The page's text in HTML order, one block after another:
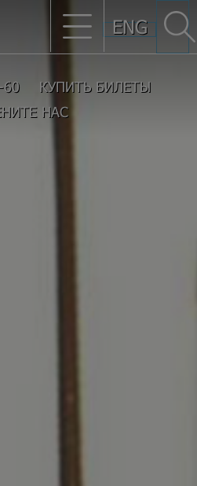
ENG
60
КУПИТЬ БИЛЕТЫ
НАС